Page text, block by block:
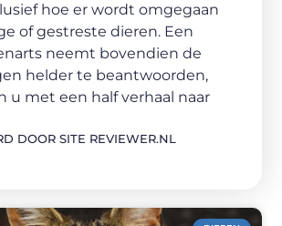
hoe er wordt omgegaan
of gestreste dieren. Een
neemt bovendien de
helder te beantwoorden,
u met een half verhaal naar
DOOR SITE REVIEWER.NL